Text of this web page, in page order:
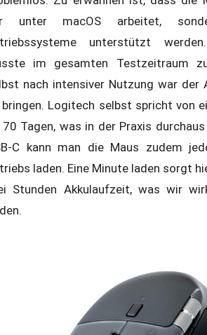
unter macOS arbeitet,
unterstützt
im gesamten Testzeitraum
nach intensiver Nutzung war der
Logitech selbst spricht von
Tagen, was in der Praxis
C kann man die Maus zudem
laden. Eine Minute laden sorgt
Stunden Akkulaufzeit, was wir